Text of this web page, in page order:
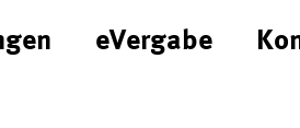
eVergabe